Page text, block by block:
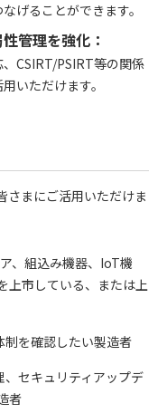
げることができます。
管理を強化：
CSIRT/PSIRT等の関係
いただけます。
さまにご活用いただけま
、組込み機器、IoT機
上市している、または上
を確認したい製造者
セキュリティアップデ
者